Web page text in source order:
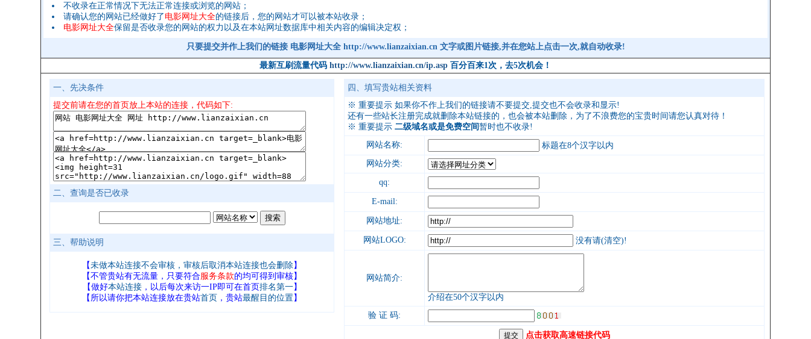
不收录在正常情况下无法正常连接或浏览的网站；
请确认您的网站已经做好了 电影网址大全的链接后，您的网站才可以被本站收录；
电影网址大全保留是否收录您的网站的权力以及在本站网址数据库中相关内容的编辑决定权；
只要提交并作上我们的链接 电影网址大全 http://www.lianzaixian.cn 文字或图片链接,并在您站上点击一次,就自动收录!
最新互刷流量代码 http://www.lianzaixian.cn/ip.asp 百分百来1次，去5次机会！
一、先决条件
提交前请在您的首页放上本站的连接，代码如下:
二、查询是否已收录
三、帮助说明
【未做本站连接不会审核，审核后取消本站连接也会删除 】
【不管贵站有无流量，只要符合服务条款的均可得到审核】
【做好本站连接，以后每次来访一IP即可在首页排名第一】
【所以请你把本站连接放在贵站首页 ，贵站最醒目的位置】
四、填写贵站相关资料
※ 重要提示 如果你不作上我们的链接请不要提交,提交也不会收录和显示!
还有一些站长注册完成就删除本站链接的 ， 也会被本站删除 ，为了不浪费您的宝贵时间请您认真对待 ！
※ 重要提示 二级域名或是免费空间暂时也不收录!
网站名称:
标题在8个汉字以内
网站分类:
qq:
E-mail:
网站地址:
网站LOGO: 没有请(清空)!
网站简介:
介绍在50个汉字以内
验 证 码:
点击获取高速链接代码